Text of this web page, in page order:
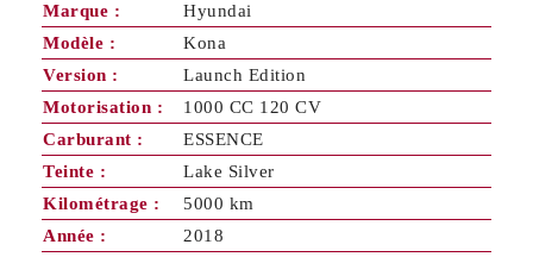
Marque :
Hyundai
Modèle :
Kona
Version :
Launch Edition
Motorisation :
1000 CC 120 CV
Carburant :
ESSENCE
Teinte :
Lake Silver
Kilométrage :
5000 km
Année :
2018